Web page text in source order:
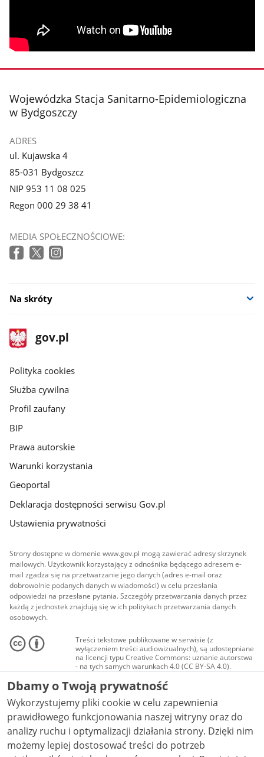
stopka
Wojewódzka Stacja Sanitarno-Epidemiologiczna
w Bydgoszczy
ADRES
ul. Kujawska 4
85-031 Bydgoszcz
NIP 953 11 08 025
Regon 000 29 38 41
MEDIA SPOŁECZNOŚCIOWE:
Na skróty
stopka
gov.pl
Strona
gov.pl
gov.pl
Polityka cookies
Służba cywilna
Profil zaufany
BIP
Prawa autorskie
Warunki korzystania
Geoportal
Deklaracja dostępności serwisu Gov.pl
Ustawienia prywatności
Strony dostępne w domenie www.gov.pl mogą zawierać adresy skrzynek
mailowych. Użytkownik korzystający z odnośnika będącego adresem e-
mail zgadza się na przetwarzanie jego danych (adres e-mail oraz
dobrowolnie podanych danych w wiadomości) w celu przesłania
odpowiedzi na przesłane pytania. Szczegóły przetwarzania danych przez
każdą z jednostek znajdują się w ich politykach przetwarzania danych
osobowych.
Treści tekstowe publikowane w serwisie (z
wyłączeniem treści audiowizualnych), są udostępniane
na licencji typu Creative Commons: uznanie autorstwa
- na tych samych warunkach 4.0 (CC BY-SA 4.0).
Materiały audiowizualne, w tym zdjęcia, materiały
audio i wideo, są udostępniane na licencji typu
Creative Commons: uznanie autorstwa użycie
niekomercyjne - bez utworów zależnych 4.0 (CC BY-
NC-ND 4.0), o ile nie jest to stwierdzone inaczej.
Dbamy o Twoją prywatność
Wykorzystujemy pliki cookie w celu zapewnienia
prawidłowego funkcjonowania naszej witryny oraz do
analizy ruchu i optymalizacji działania strony. Dzięki nim
możemy lepiej dostosować treści do potrzeb